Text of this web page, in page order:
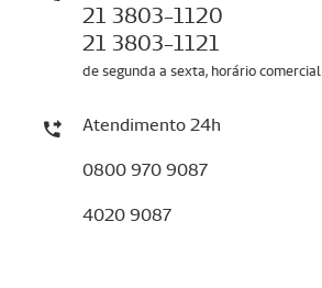
21 3803-1120
21 3803-1121
de segunda a sexta, horário comercial
Atendimento 24h
0800 970 9087
4020 9087